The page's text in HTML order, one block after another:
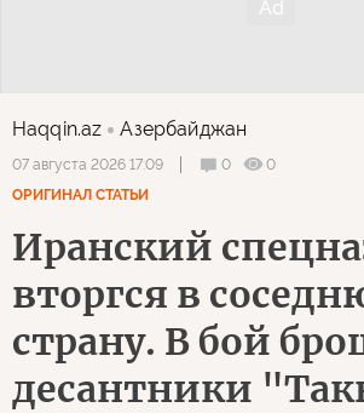
Haqqin.az Азербайджан
07 августа 2026 17:09 0
0
ОРИГИНАЛ СТАТЬИ
Иранский
вторгся в
страну. В бой
десантники